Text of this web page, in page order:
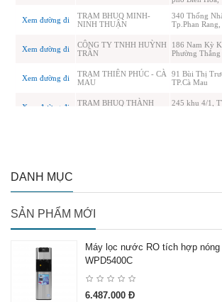
DANH MỤC
SẢN PHẨM MỚI
Máy lọc nước RO tích hợp
WPD5400C
6.487.000 Đ